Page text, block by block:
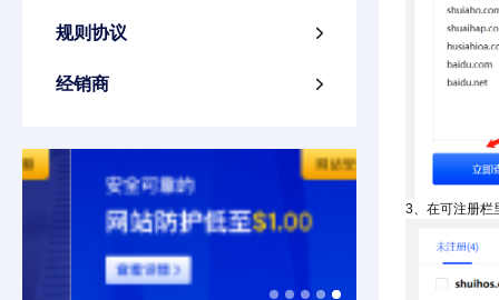
规则协议 
经销商 
3、在可注册栏